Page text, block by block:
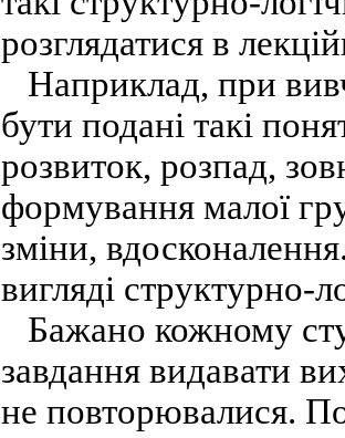
розглядатися в
Наприклад, при
бути подані такі
розвиток, розпад,
формування малої
зміни,
вигляді структурно-
Бажано кожному
завдання видавати
не повторювалися.